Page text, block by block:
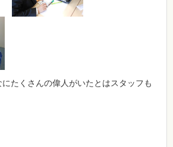
たくさんの偉人がいたとはスタッフも